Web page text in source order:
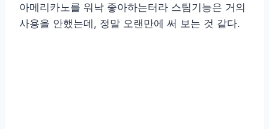
아메리카노를 워낙 좋아하는터라 스팀기능은 거의
사용을 안했는데, 정말 오랜만에 써 보는 것 같다.